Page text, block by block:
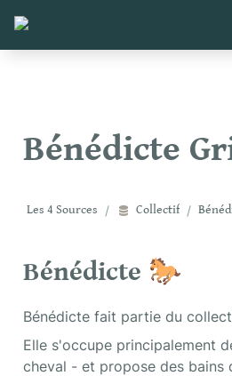
Bénédicte
Les 4 Sources / Collectif /
Bénédicte 🐎
Bénédicte fait partie du
Elle s'occupe principalement
cheval - et propose des bains